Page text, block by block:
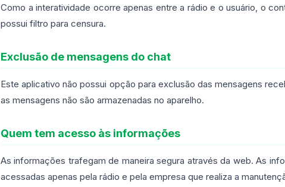
Como a interatividade ocorre apenas entre a rádio e o usuário, o
possui filtro para censura.
Exclusão de mensagens do chat
Este aplicativo não possui opção para exclusão das mensagens
as mensagens não são armazenadas no aparelho.
Quem tem acesso às informações
As informações trafegam de maneira segura através da web. As
acessadas apenas pela rádio e pela empresa que realiza a